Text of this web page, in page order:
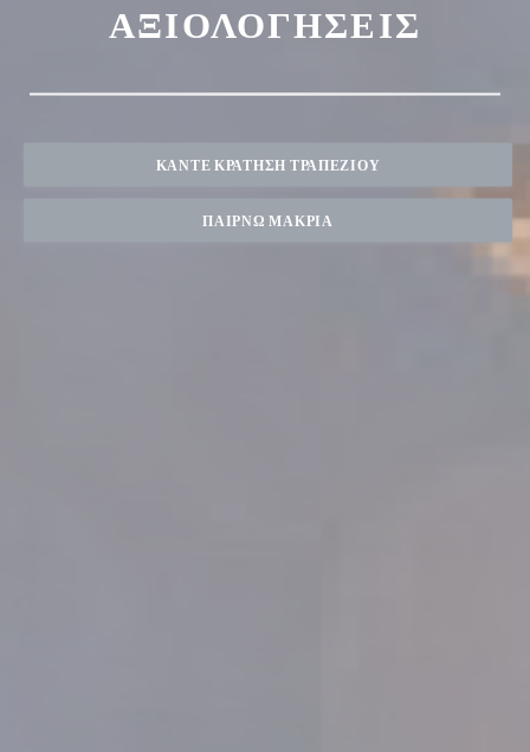
ΑΞΙΟΛΟΓΉΣΕΙΣ
ΚΆΝΤΕ ΚΡΆΤΗΣΗ ΤΡΑΠΕΖΙΟΎ
ΠΑΊΡΝΩ ΜΑΚΡΙΆ